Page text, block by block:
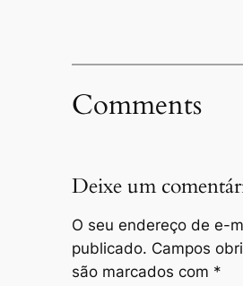
Comments
Deixe um
O seu endereço de e-
publicado. Campos
são marcados com *